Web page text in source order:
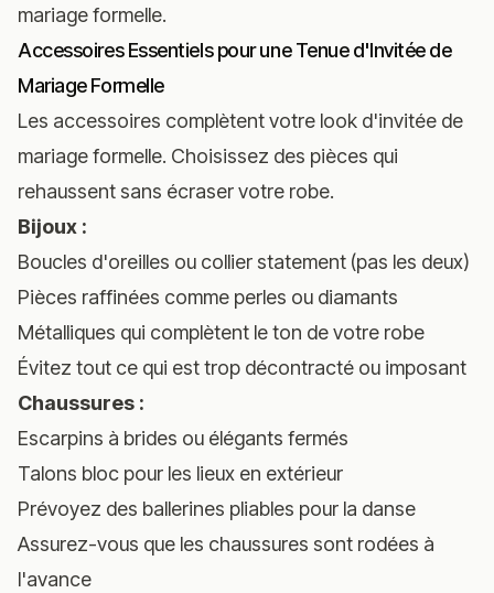
mariage formelle.
Accessoires Essentiels pour une Tenue d'Invitée de
Mariage Formelle
Les accessoires complètent votre look d'invitée de
mariage formelle. Choisissez des pièces qui
rehaussent sans écraser votre robe.
Bijoux :
Boucles d'oreilles ou collier statement (pas les deux)
Pièces raffinées comme perles ou diamants
Métalliques qui complètent le ton de votre robe
Évitez tout ce qui est trop décontracté ou imposant
Chaussures :
Escarpins à brides ou élégants fermés
Talons bloc pour les lieux en extérieur
Prévoyez des ballerines pliables pour la danse
Assurez-vous que les chaussures sont rodées à
l'avance